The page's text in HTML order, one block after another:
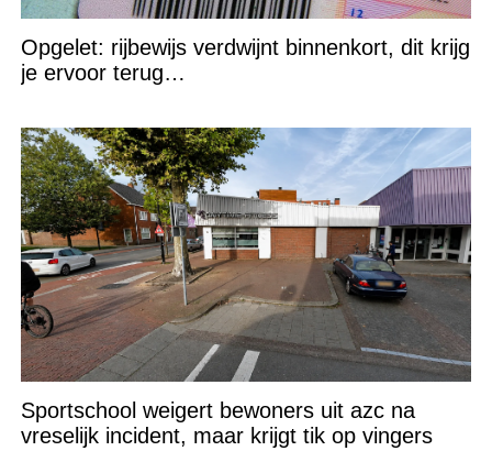
Opgelet: rijbewijs verdwijnt binnenkort, dit krijg
je ervoor terug…
Sportschool weigert bewoners uit azc na
vreselijk incident, maar krijgt tik op vingers